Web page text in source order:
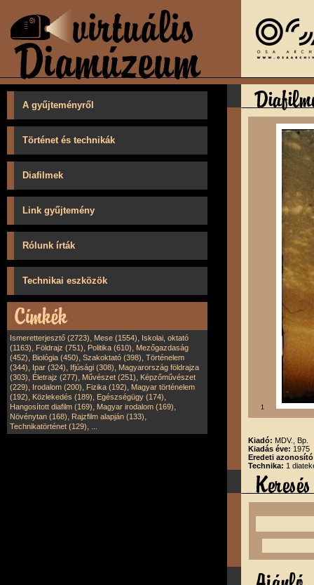
A gyűjteményről
Történet és technikák
Diafilmek
Link gyűjtemény
Rólunk írták
Technikai eszközök
Ismeretterjesztő (2723), Mese (1554), Iskolai, oktató
(1163), Földrajz (751), Politika (610), Mezőgazdaság
(452), Biológia (450), Szakoktató (398), Történelem
(344), Ipar (324), Ifjúsági (308), Magyarország földrajza
(303), Életrajz (277), Művészet (251), Képzőművészet
(229), Irodalom (200), Fizika (192), Magyar történelem
(192), Közlekedés (189), Egészségügy (174),
Hangosított diafilm (169), Magyar irodalom (169),
Növénytan (168), Rajzfilm alapján (133),
Technikatörténet (129),
1
Kiadó: MDV., Bp.
Kiadás éve: 1975
Eredeti
Technika: 1